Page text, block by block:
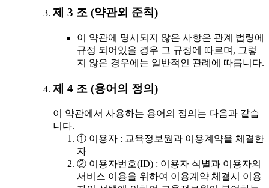
제 3 조 (약관외 준칙)
이 약관에 명시되지 않은 사항은 관계 법령에
규정 되어있을 경우 그 규정에 따르며, 그렇
지 않은 경우에는 일반적인 관례에 따릅니다.
제 4 조 (용어의 정의)
이 약관에서 사용하는 용어의 정의는 다음과 같습
니다.
① 이용자 : 교육정보원과 이용계약을 체결한
자
② 이용자번호(ID) : 이용자 식별과 이용자의
서비스 이용을 위하여 이용계약 체결시 이용